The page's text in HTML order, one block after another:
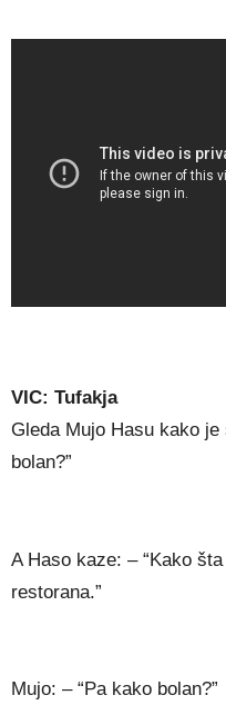
VIC: Tufakja
Gleda Mujo Hasu kako
bolan?”
A Haso kaze: – “Kako
restorana.”
Mujo: – “Pa kako bolan?”